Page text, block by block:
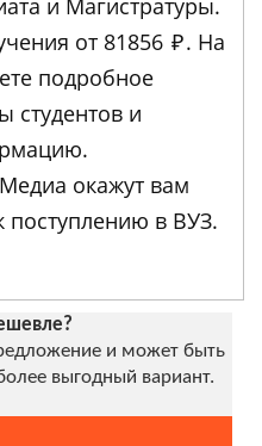
от 81856 ₽. На
подробное
студентов и
окажут вам
поступлению в ВУЗ.
и может быть
выгодный вариант.